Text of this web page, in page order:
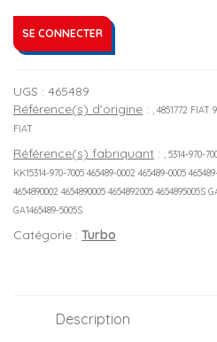
SE CONNECTER
UGS : 465489
Référence(s) d'origine : , 4851772 FIAT
FIAT
Référence(s) fabriquant : , 5314-970-
KK15314-970-7005 465489-0002 465489-0005
4654890002 4654890005 4654892005 4654895005S
GA1465489-5005S
Catégorie : Turbo
Description